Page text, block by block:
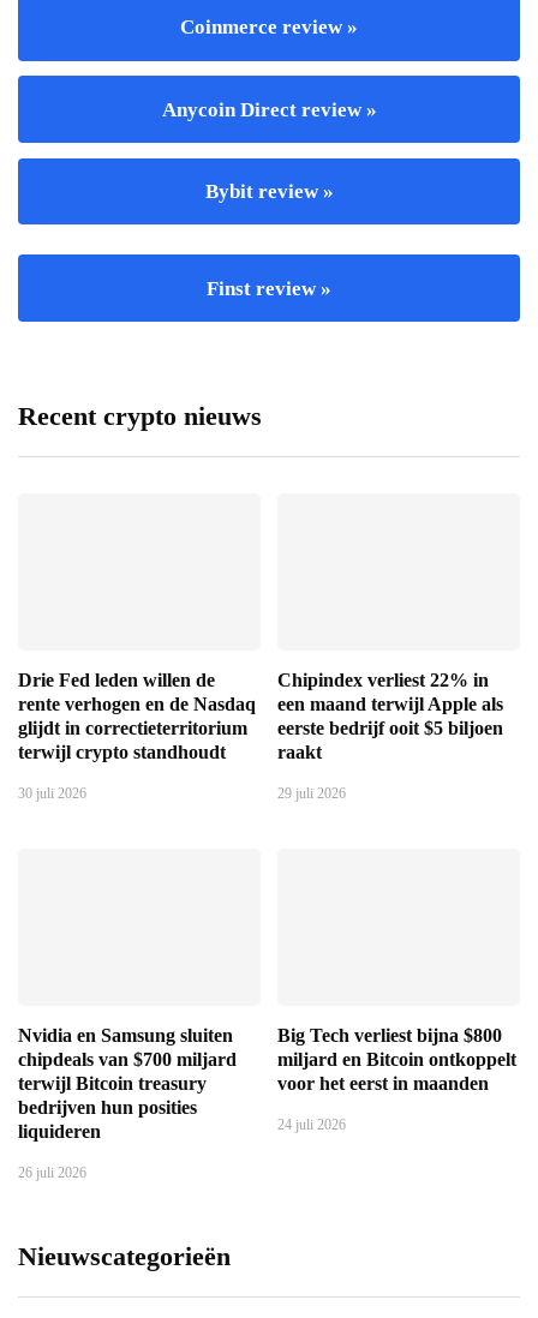
Coinmerce review »
Anycoin Direct review »
Bybit review »
Finst review »
Recent crypto nieuws
Drie Fed leden willen de
rente verhogen en de Nasdaq
glijdt in correctieterritorium
terwijl crypto standhoudt
30 juli 2026
Chipindex verliest 22% in
een maand terwijl Apple als
eerste bedrijf ooit $5 biljoen
raakt
29 juli 2026
Nvidia en Samsung sluiten
chipdeals van $700 miljard
terwijl Bitcoin treasury
bedrijven hun posities
liquideren
26 juli 2026
Big Tech verliest bijna $800
miljard en Bitcoin ontkoppelt
voor het eerst in maanden
24 juli 2026
Nieuwscategorieën